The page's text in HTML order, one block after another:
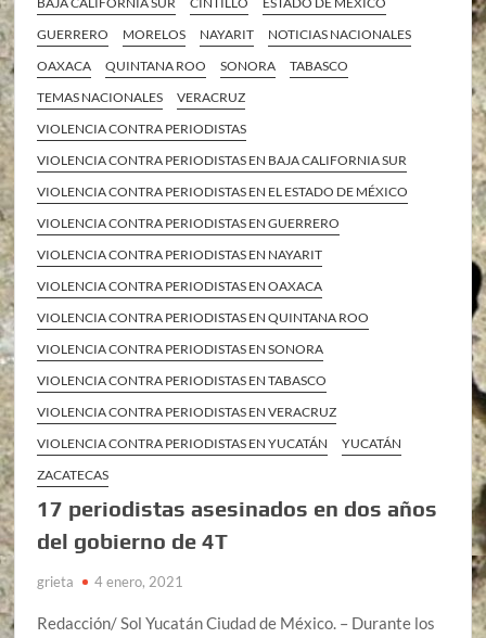
GUERRERO
MORELOS NAYARIT
NOTICIAS NACIONALES
OAXACA
QUINTANA ROO SONORA
TABASCO
TEMAS NACIONALES
VERACRUZ
VIOLENCIA CONTRA PERIODISTAS
VIOLENCIA CONTRA PERIODISTAS EN BAJA CALIFORNIA SUR
VIOLENCIA CONTRA PERIODISTAS EN EL ESTADO DE MÉXICO
VIOLENCIA CONTRA PERIODISTAS EN GUERRERO
VIOLENCIA CONTRA PERIODISTAS EN NAYARIT
VIOLENCIA CONTRA PERIODISTAS EN OAXACA
VIOLENCIA CONTRA PERIODISTAS EN QUINTANA ROO
VIOLENCIA CONTRA PERIODISTAS EN SONORA
VIOLENCIA CONTRA PERIODISTAS EN TABASCO
VIOLENCIA CONTRA PERIODISTAS EN VERACRUZ
VIOLENCIA CONTRA PERIODISTAS EN YUCATÁN
YUCATÁN
ZACATECAS
17 periodistas asesinados en dos años
del gobierno de 4T
grieta 4 enero, 2021
Redacción/ Sol Yucatán Ciudad de México. – Durante los